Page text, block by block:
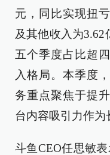
元，同比实现扭
及其他收入为
五个季度占比超
入格局。本季度
务重点聚焦于提
台内容吸引力作为
斗鱼CEO任思敏